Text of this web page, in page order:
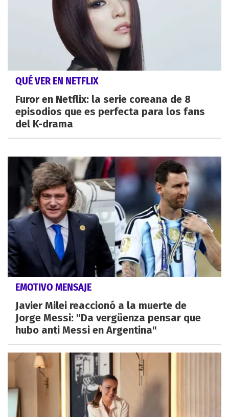
QUÉ VER EN NETFLIX
Furor en Netflix: la serie coreana de 8
episodios que es perfecta para los fans
del K-drama
EMOTIVO MENSAJE
Javier Milei reaccionó a la muerte de
Jorge Messi: "Da vergüenza pensar que
hubo anti Messi en Argentina"